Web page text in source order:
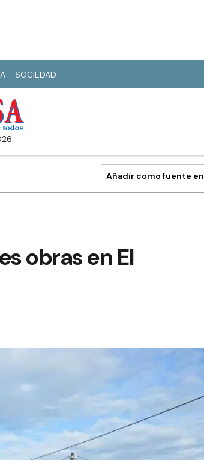
SOCIEDAD
Añadir como fuente en
obras en El